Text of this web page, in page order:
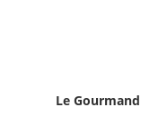
Le Gourmand